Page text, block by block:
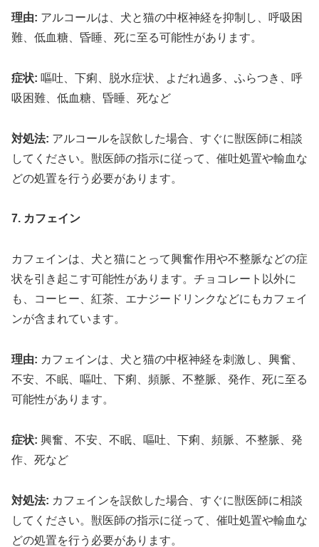
理由: アルコールは、犬と猫の中枢神経を抑制し、呼吸困
難、低血糖、昏睡、死に至る可能性があります。
症状: 嘔吐、下痢、脱水症状、よだれ過多、ふらつき、呼
吸困難、低血糖、昏睡、死など
対処法: アルコールを誤飲した場合、すぐに獣医師に相談
してください。獣医師の指示に従って、催吐処置や輸血な
どの処置を行う必要があります。
7. カフェイン
カフェインは、犬と猫にとって興奮作用や不整脈などの症
状を引き起こす可能性があります。チョコレート以外に
も、コーヒー、紅茶、エナジードリンクなどにもカフェイ
ンが含まれています。
理由: カフェインは、犬と猫の中枢神経を刺激し、興奮、
不安、不眠、嘔吐、下痢、頻脈、不整脈、発作、死に至る
可能性があります。
症状: 興奮、不安、不眠、嘔吐、下痢、頻脈、不整脈、発
作、死など
対処法: カフェインを誤飲した場合、すぐに獣医師に相談
してください。獣医師の指示に従って、催吐処置や輸血な
どの処置を行う必要があります。